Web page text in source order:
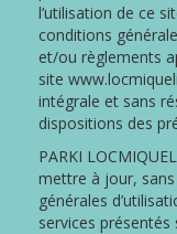
D'ESTIMATION
NOS
HONORAIRES
ACHETER
AVEC
PARKI
VENDRE
AVEC
l’utilisation de ce
conditions
et/ou règlements
site
intégrale et sans
dispositions des
PARKI
mettre à jour,
générales
services présentés